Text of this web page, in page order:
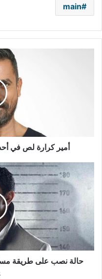
main
أمير كرارة لص في
نصب
على
مسلسل
"بـ100
وش"
وآسر
ياسين
يعلق